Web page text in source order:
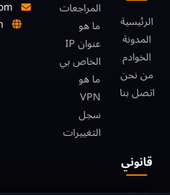
الرئيسية
المدونة
الخوادم
من نحن
اتصل بنا
المراجعات
ما هو
عنوان IP
الخاص بي
ما هو
VPN
سجل
التغييرات
قانوني